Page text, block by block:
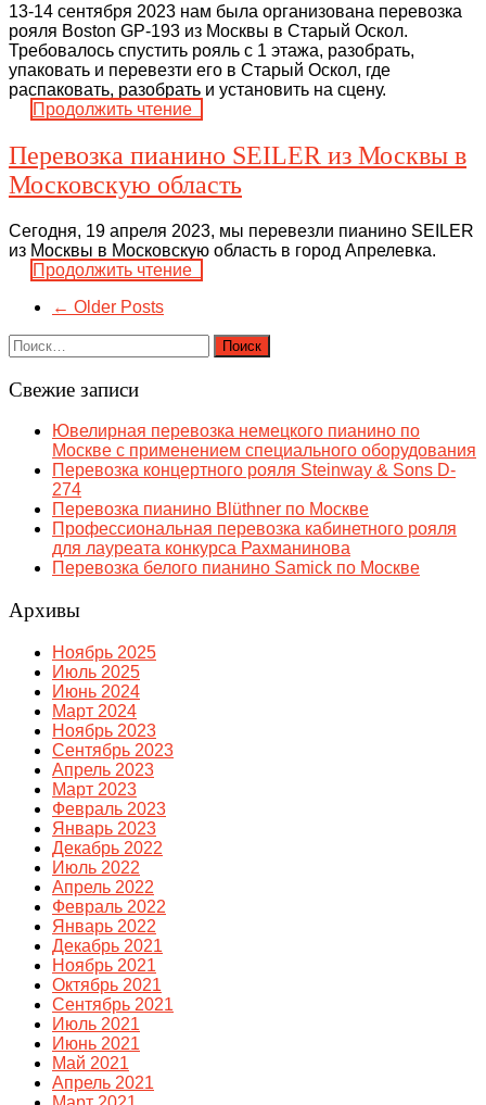
13-14 сентября 2023 нам была организована перевозка
рояля Boston GP-193 из Москвы в Старый Оскол.
Требовалось спустить рояль с 1 этажа, разобрать,
упаковать и перевезти его в Старый Оскол, где
распаковать, разобрать и установить на сцену.
Продолжить чтение
Перевозка пианино SEILER из Москвы в
Московскую область
Сегодня, 19 апреля 2023, мы перевезли пианино SEILER
из Москвы в Московскую область в город Апрелевка.
Продолжить чтение
← Older Posts
Найти:
Свежие записи
Ювелирная перевозка немецкого пианино по
Москве с применением специального оборудования
Перевозка концертного рояля Steinway & Sons D-
274
Перевозка пианино Blüthner по Москве
Профессиональная перевозка кабинетного рояля
для лауреата конкурса Рахманинова
Перевозка белого пианино Samick по Москве
Архивы
Ноябрь 2025
Июль 2025
Июнь 2024
Март 2024
Ноябрь 2023
Сентябрь 2023
Апрель 2023
Март 2023
Февраль 2023
Январь 2023
Декабрь 2022
Июль 2022
Апрель 2022
Февраль 2022
Январь 2022
Декабрь 2021
Ноябрь 2021
Октябрь 2021
Сентябрь 2021
Июль 2021
Июнь 2021
Май 2021
Апрель 2021